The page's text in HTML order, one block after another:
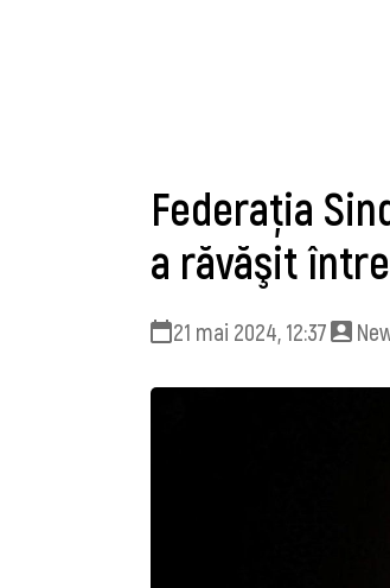
Federaţia
a răvăşit
21 mai 2024, 12:37